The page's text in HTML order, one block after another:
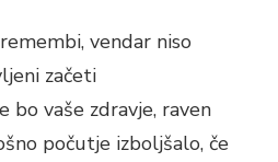
vendar niso
začeti
bo vaše zdravje, raven
počutje izboljšalo, če